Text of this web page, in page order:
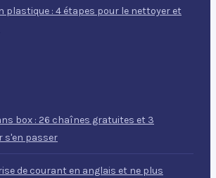
plastique : 4 étapes pour le nettoyer et
box : 26 chaînes gratuites et 3
s'en passer
de courant en anglais et ne plus